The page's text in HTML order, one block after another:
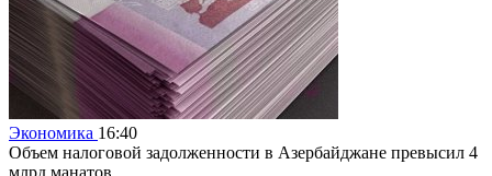
Экономика 16:40
Объем налоговой задолженности в Азербайджане превысил 4
млрд манатов